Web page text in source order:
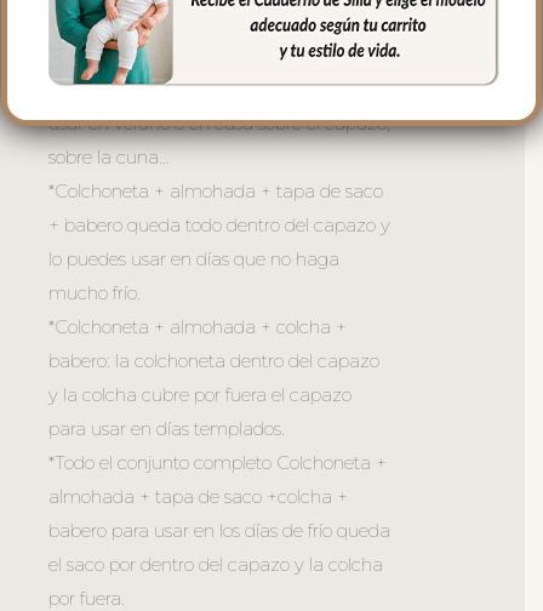
necesites dependiendo del momento y
de la temperatura:
*Sólo la colchoneta + almohada para
usar en verano o en casa sobre el capazo,
sobre la cuna…
*Colchoneta + almohada + tapa de saco
+ babero queda todo dentro del capazo y
lo puedes usar en días que no haga
mucho frío.
*Colchoneta + almohada + colcha +
babero: la colchoneta dentro del capazo
y la colcha cubre por fuera el capazo
para usar en días templados.
*Todo el conjunto completo Colchoneta +
almohada + tapa de saco +colcha +
babero para usar en los días de frío queda
el saco por dentro del capazo y la colcha
por fuera.